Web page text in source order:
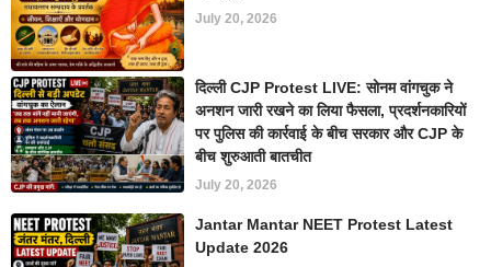
July 20, 2026
दिल्ली CJP Protest LIVE: सोनम वांगचुक ने
अनशन जारी रखने का लिया फैसला, प्रदर्शनकारियों
पर पुलिस की कार्रवाई के बीच सरकार और CJP के
बीच शुरुआती बातचीत
July 20, 2026
Jantar Mantar NEET Protest Latest
Update 2026